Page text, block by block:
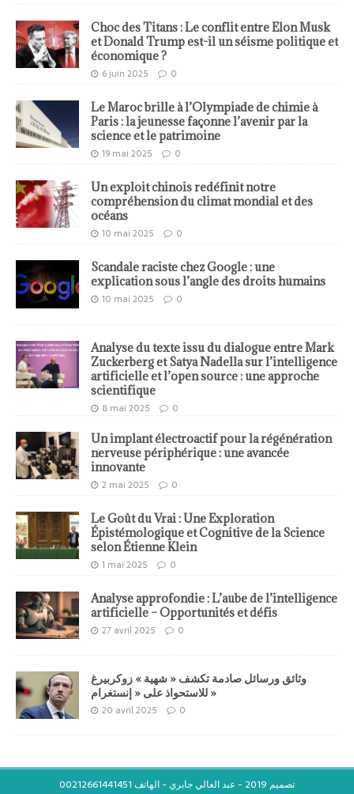
Choc des Titans : Le conflit entre Elon Musk
et Donald Trump est-il un séisme politique et
économique ?
6 juin 2025 0
Le Maroc brille à l’Olympiade de chimie à
Paris : la jeunesse façonne l’avenir par la
science et le patrimoine
19 mai 2025 0
Un exploit chinois redéfinit notre
compréhension du climat mondial et des
océans
10 mai 2025 0
Scandale raciste chez Google : une
explication sous l’angle des droits humains
10 mai 2025 0
Analyse du texte issu du dialogue entre Mark
Zuckerberg et Satya Nadella sur l’intelligence
artificielle et l’open source : une approche
scientifique
8 mai 2025 0
Un implant électroactif pour la régénération
nerveuse périphérique : une avancée
innovante
2 mai 2025 0
Le Goût du Vrai : Une Exploration
Épistémologique et Cognitive de la Science
selon Étienne Klein
1 mai 2025 0
Analyse approfondie : L’aube de l’intelligence
artificielle – Opportunités et défis
27 avril 2025 0
وثائق ورسائل صادمة تكشف « شهية » زوكربيرغ
للاستحواذ على « إنستغرام »
20 avril 2025 0
تصميم 2019 - عبد العالي جابري - الهاتف 00212661441451